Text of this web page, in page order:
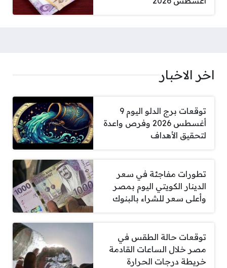
اخر الاخبار
توقعات برج الدلو اليوم 9
أغسطس 2026 وفرص واعدة
لتحقيق الأهداف
تطورات مفاجئة في سعر
الدينار الكويتي اليوم بمصر
وأعلى سعر للشراء بالبنوك
توقعات حالة الطقس في
مصر خلال الساعات القادمة
خريطة درجات الحرارة